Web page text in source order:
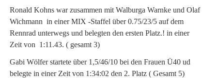
Ronald Kohns war zusammen mit Walburga Warnke und Olaf
Wichmann in einer MIX -Staffel über 0.75/23/5 auf dem
Rennrad unterwegs und belegten den ersten Platz.! in einer
Zeit von 1:11.43. ( gesamt 3)
Gabi Wölfer startete über 1,5/46/10 bei den Frauen Ü40 ud
belegte in einer Zeit von 1:34:02 den 2. Platz ( Gesamt 5)